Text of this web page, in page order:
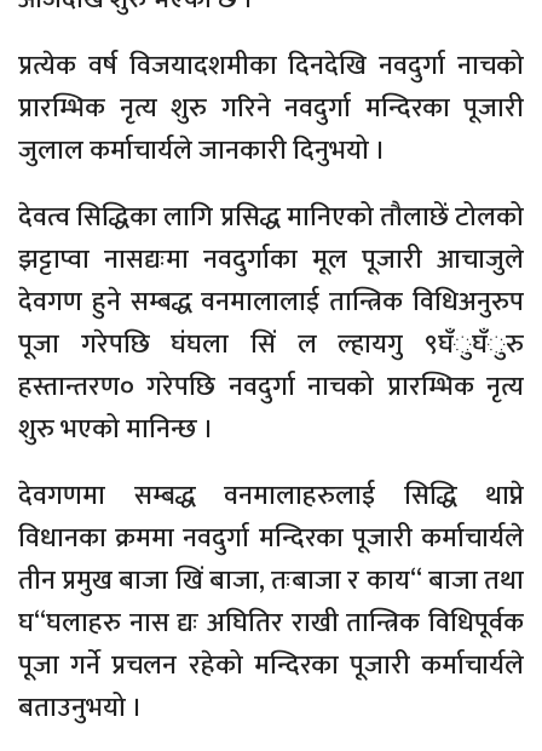
प्रत्येक वर्ष विजयादशमीका दिनदेखि नवदुर्गा नाचको
प्रारम्भिक नृत्य शुरु गरिने नवदुर्गा मन्दिरका पूजारी
जुलाल कर्माचार्यले जानकारी दिनुभयो ।
देवत्व सिद्धिका लागि प्रसिद्ध मानिएको तौलाछें टोलको
झट्टाप्वा नासद्यःमा नवदुर्गाका मूल पूजारी आचाजुले
देवगण हुने सम्बद्ध वनमालालाई तान्त्रिक विधिअनुरुप
पूजा गरेपछि घंघला सिं ल ल्हायगु ९घँुघँुरु
हस्तान्तरण० गरेपछि नवदुर्गा नाचको प्रारम्भिक नृत्य
शुरु भएको मानिन्छ ।
देवगणमा सम्बद्ध वनमालाहरुलाई सिद्धि थाप्ने
विधानका क्रममा नवदुर्गा मन्दिरका पूजारी कर्माचार्यले
तीन प्रमुख बाजा खिं बाजा, तःबाजा र काय“ बाजा तथा
घ“घलाहरु नास द्यः अघितिर राखी तान्त्रिक विधिपूर्वक
पूजा गर्ने प्रचलन रहेको मन्दिरका पूजारी कर्माचार्यले
बताउनुभयो ।